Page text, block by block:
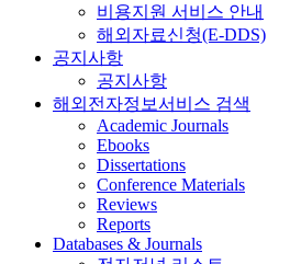
비용지원 서비스 안내
해외자료신청(E-DDS)
공지사항
공지사항
해외전자정보서비스 검색
Academic Journals
Ebooks
Dissertations
Conference Materials
Reviews
Reports
Databases & Journals